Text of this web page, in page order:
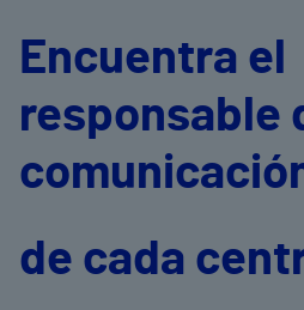
Encuentra el
responsable
de cada